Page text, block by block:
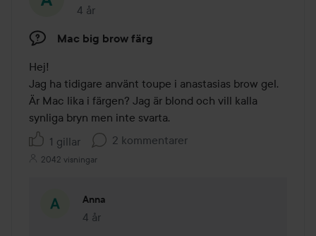
4 år
Inlägget skapades 4 år
Mac big brow färg
Hej!
Jag ha tidigare använt toupe i anastasias brow gel.
Är Mac lika i färgen? Jag är blond och vill kalla
synliga bryn men inte svarta.
1 gillar
2 kommentarer
2042 visningar
Anna
4 år
Kommentaren lades 4 år